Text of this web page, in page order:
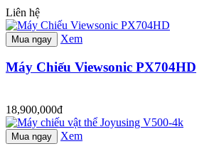
Liên hệ
Mua ngay Xem
Máy Chiếu Viewsonic PX704HD
18,900,000đ
Mua ngay Xem